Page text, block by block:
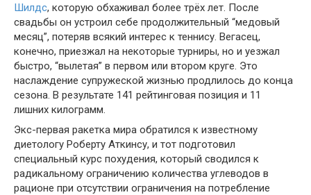
Шилдс, которую обхаживал более трёх лет. После
свадьбы он устроил себе продолжительный “медовый
месяц”, потеряв всякий интерес к теннису. Вегасец,
конечно, приезжал на некоторые турниры, но и уезжал
быстро, “вылетая” в первом или втором круге. Это
наслаждение супружеской жизнью продлилось до конца
сезона. В результате 141 рейтинговая позиция и 11
лишних килограмм.
Экс-первая ракетка мира обратился к известному
диетологу Роберту Аткинсу, и тот подготовил
специальный курс похудения, который сводился к
радикальному ограничению количества углеводов в
рационе при отсутствии ограничения на потребление